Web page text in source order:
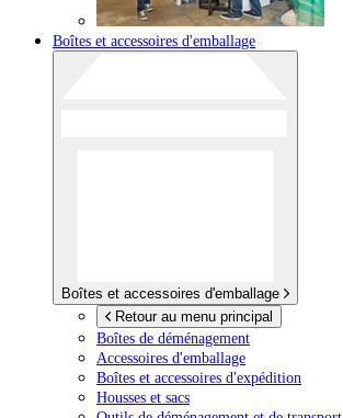
Boîtes et accessoires d'emballage
Boîtes et accessoires d'emballage
Retour au menu principal
Boîtes de déménagement
Accessoires d'emballage
Boîtes et accessoires d'expédition
Housses et sacs